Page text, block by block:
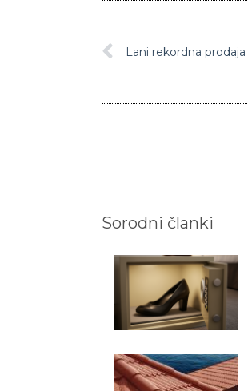
Sorodni članki